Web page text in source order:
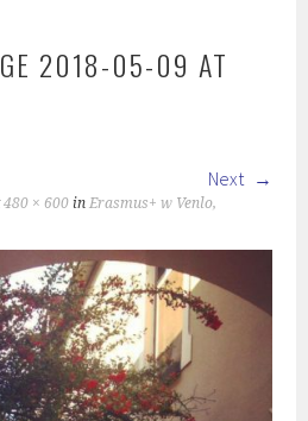
2018-05-09 AT
Next
480 × 600 inErasmus+ w Venlo,